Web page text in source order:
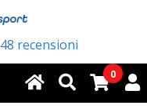
48 recensioni
0